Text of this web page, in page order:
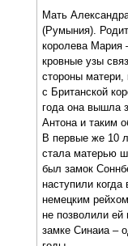
Мать
(Румыния).
королева Мария
кровные узы
стороны матери,
с Британской
года она вышла
Антона и таким
В первые же 10
стала матерью
был замок
наступили
немецким
не позволили
замке Синаиа –